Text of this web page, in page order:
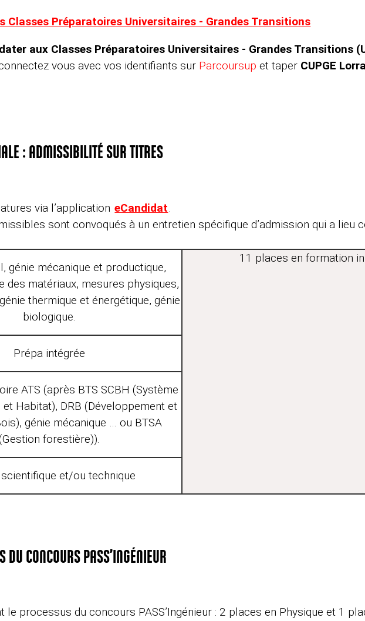
Classes Préparatoires Universitaires - Grandes Transitions
aux Classes Préparatoires Universitaires - Grandes Transitions
vous avec vos identifiants sur Parcoursup et taper CUPGE
: ADMISSIBILITÉ SUR TITRES
via l’application eCandidat.
sont convoqués à un entretien spécifique d’admission qui a lieu
génie mécanique et productique,
des matériaux, mesures physiques,
thermique et énergétique, génie
biologique.
Prépa intégrée
ATS (après BTS SCBH (Système
Habitat), DRB (Développement et
génie mécanique … ou BTSA
forestière)).
et/ou technique
11 places en formation
DU CONCOURS PASS’INGÉNIEUR
le processus du concours PASS’Ingénieur : 2 places en Physique et 1